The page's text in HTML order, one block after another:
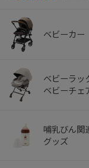
ベビーカー
ベビーラッ
ベビーチェ
哺乳びん関
グッズ